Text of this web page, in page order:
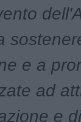
e a
ad
e